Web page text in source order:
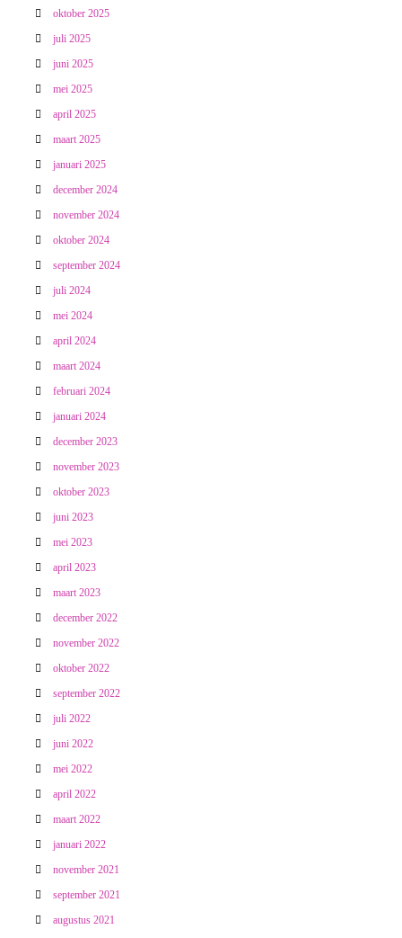
oktober 2025
juli 2025
juni 2025
mei 2025
april 2025
maart 2025
januari 2025
december 2024
november 2024
oktober 2024
september 2024
juli 2024
mei 2024
april 2024
maart 2024
februari 2024
januari 2024
december 2023
november 2023
oktober 2023
juni 2023
mei 2023
april 2023
maart 2023
december 2022
november 2022
oktober 2022
september 2022
juli 2022
juni 2022
mei 2022
april 2022
maart 2022
januari 2022
november 2021
september 2021
augustus 2021